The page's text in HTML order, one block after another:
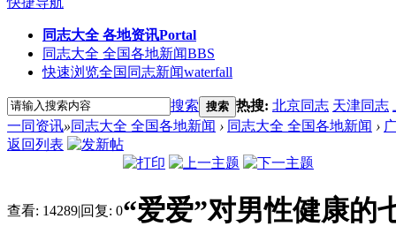
同志大全 各地资讯Portal
同志大全 全国各地新闻BBS
快速浏览全国同志新闻waterfall
搜索 搜索 热搜: 北京同志 天津同志
一同资讯»同志大全 全国各地新闻 › 同志大全 全国各地新闻 ›
返回列表
查看: 14289|回复: 0“爱爱”对男性健康的